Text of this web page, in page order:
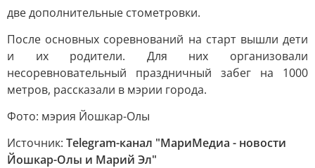
две дополнительные стометровки.
После основных соревнований на старт вышли дети
и их родители. Для них организовали
несоревновательный праздничный забег на 1000
метров, рассказали в мэрии города.
Фото: мэрия Йошкар-Олы
Источник: Telegram-канал "МариМедиа - новости
Йошкар-Олы и Марий Эл"